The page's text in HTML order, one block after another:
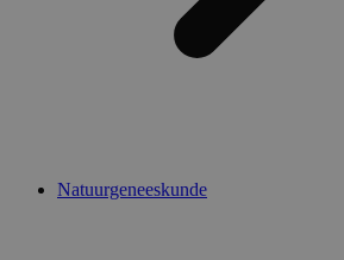
Natuurgeneeskunde